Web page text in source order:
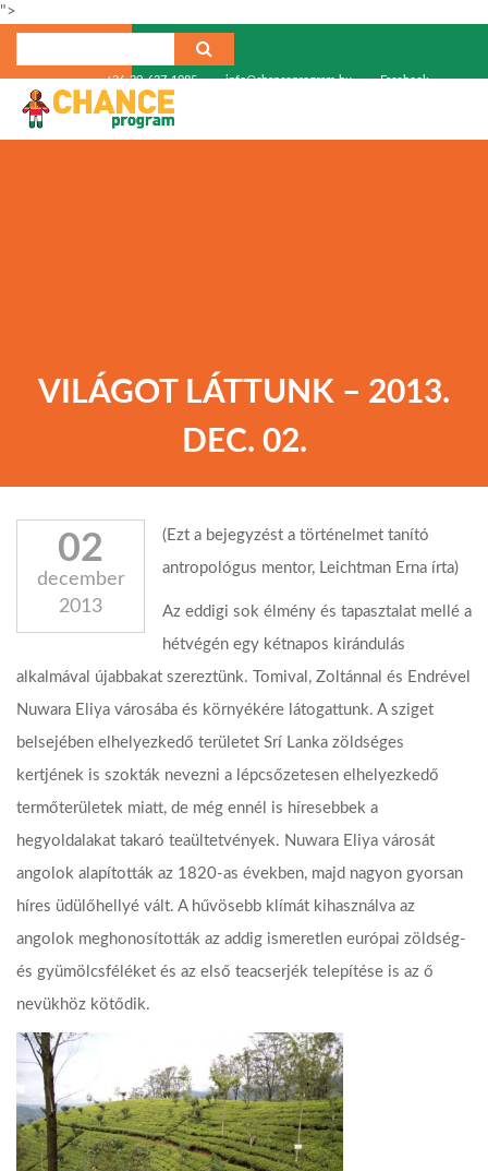
">
+36-30-637-1985 info@chanceprogram.hu Facebook
VILÁGOT LÁTTUNK – 2013.
DEC. 02.
02
december
2013
(Ezt a bejegyzést a történelmet tanító
antropológus mentor, Leichtman Erna írta)
Az eddigi sok élmény és tapasztalat mellé a
hétvégén egy kétnapos kirándulás
alkalmával újabbakat szereztünk. Tomival, Zoltánnal és Endrével
Nuwara Eliya városába és környékére látogattunk. A sziget
belsejében elhelyezkedő területet Srí Lanka zöldséges
kertjének is szokták nevezni a lépcsőzetesen elhelyezkedő
termőterületek miatt, de még ennél is híresebbek a
hegyoldalakat takaró teaültetvények. Nuwara Eliya városát
angolok alapították az 1820-as években, majd nagyon gyorsan
híres üdülőhellyé vált. A hűvösebb klímát kihasználva az
angolok meghonosították az addig ismeretlen európai zöldség-
és gyümölcsféléket és az első teacserjék telepítése is az ő
nevükhöz kötődik.